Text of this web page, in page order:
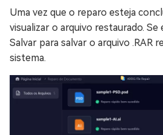
Uma vez que o reparo esteja
visualizar o arquivo restaurado.
Salvar para salvar o arquivo .RAR
sistema.